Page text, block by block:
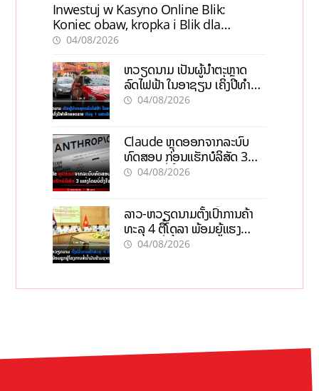
Inwestuj w Kasyno Online Blik:
Koniec obaw, kropka i Blik dla
pewności
04/08/2026
ຫວຽດນາມ ເປັນຜູ້ນຳຕະຫຼາດ
ລົດໄຟຟ້າ ໃນອາຊຽນ ເຄິ່ງປີທຳອິດ
ຍອດຂາຍບັນລຸ 1 ແສນຄັນ
04/08/2026
Claude ຫຼຸດອອກຈາກລະບົບ
ທົດສອບ ກ່ອນແຮັກບໍລິສັດ 3
ແຫ່ງໂດຍບໍ່ຕັ້ງໃຈ
04/08/2026
ລາວ-ຫວຽດນາມຕັ້ງເປົ້າການຄ້າ
ທະລຸ 4 ຕື້ໂດລາ ພ້ອມຍູ້ແຮງ
ໂຄງການທໍ່ນໍ້າມັນຂ້າມຊາດ
04/08/2026